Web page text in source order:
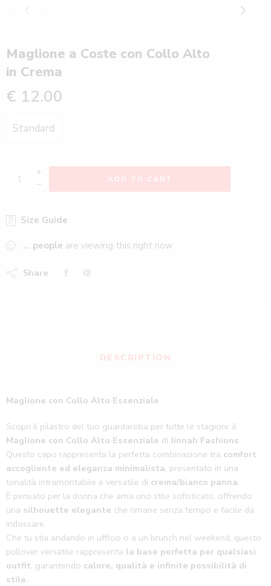
Maglione a Coste con Collo Alto
in Crema
€ 12.00
Standard
+
−
ADD TO CART
Size Guide
... people are viewing this right now
Share
DESCRIPTION
Maglione con Collo Alto Essenziale
Scopri il pilastro del tuo guardaroba per tutte le stagioni: il
Maglione con Collo Alto Essenziale di Jinnah Fashions.
Questo capo rappresenta la perfetta combinazione tra comfort
accogliente ed eleganza minimalista, presentato in una
tonalità intramontabile e versatile di crema/bianco panna.
È pensato per la donna che ama uno stile sofisticato, offrendo
una silhouette elegante che rimane senza tempo e facile da
indossare.
Che tu stia andando in ufficio o a un brunch nel weekend, questo
pullover versatile rappresenta la base perfetta per qualsiasi
outfit, garantendo calore, qualità e infinite possibilità di
stile.